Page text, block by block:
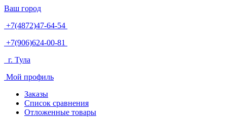
Ваш город
+7(4872)47-64-54
+7(906)624-00-81
г. Тула
Мой профиль
Заказы
Список сравнения
Отложенные товары